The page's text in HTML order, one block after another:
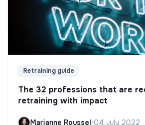
Retraining guide
The 32 professions that are
retraining with impact
Marianne Roussel•04 July 2022